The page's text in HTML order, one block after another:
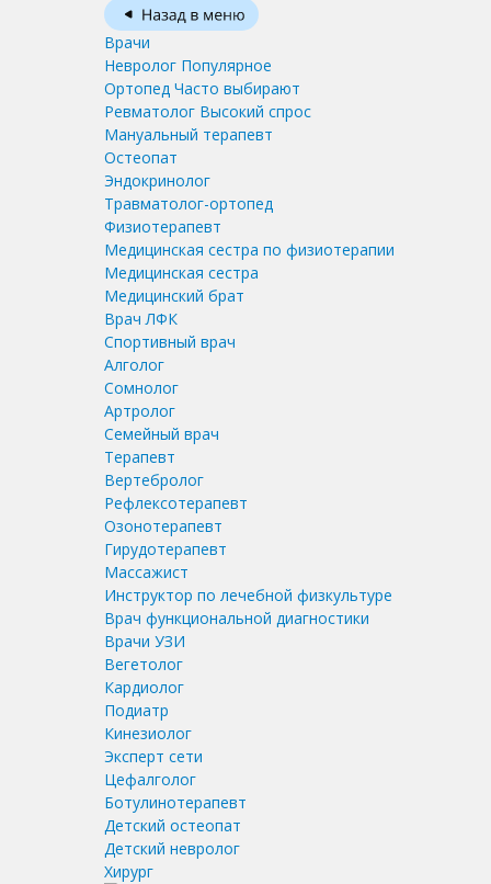
Врачи
Невролог Популярное
Ортопед Часто выбирают
Ревматолог Высокий спрос
Мануальный терапевт
Остеопат
Эндокринолог
Травматолог-ортопед
Физиотерапевт
Медицинская сестра по физиотерапии
Медицинская сестра
Медицинский брат
Врач ЛФК
Спортивный врач
Алголог
Сомнолог
Артролог
Семейный врач
Терапевт
Вертебролог
Рефлексотерапевт
Озонотерапевт
Гирудотерапевт
Массажист
Инструктор по лечебной физкультуре
Врач функциональной диагностики
Врачи УЗИ
Вегетолог
Кардиолог
Подиатр
Кинезиолог
Эксперт сети
Цефалголог
Ботулинотерапевт
Детский остеопат
Детский невролог
Хирург